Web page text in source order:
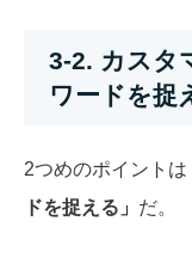
3-2. カスタ
ワードを捉
2つめのポイントは
ドを捉える」 だ。